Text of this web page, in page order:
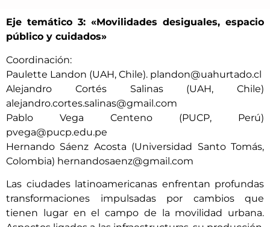
Eje temático 3: «Movilidades desiguales, espacio
público y cuidados»
Coordinación:
Paulette Landon (UAH, Chile). plandon@uahurtado.cl
Alejandro Cortés Salinas (UAH, Chile)
alejandro.cortes.salinas@gmail.com
Pablo Vega Centeno (PUCP, Perú)
pvega@pucp.edu.pe
Hernando Sáenz Acosta (Universidad Santo Tomás,
Colombia) hernandosaenz@gmail.com
Las ciudades latinoamericanas enfrentan profundas
transformaciones impulsadas por cambios que
tienen lugar en el campo de la movilidad urbana.